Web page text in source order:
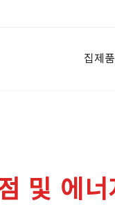
집제품
및 에너